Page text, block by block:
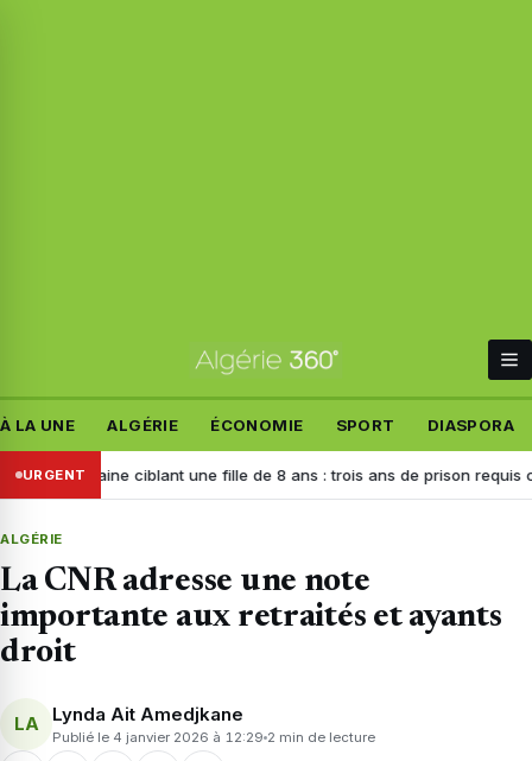
À LA UNE ALGÉRIE ÉCONOMIE SPORT DIASPORA
URGENT
haine ciblant une fille de 8 ans : trois ans de prison requis contre
ALGÉRIE
La CNR adresse une note
importante aux retraités et ayants
droit
LA Lynda Ait Amedjkane
Publié le 4 janvier 2026 à 12:29 2 min de lecture